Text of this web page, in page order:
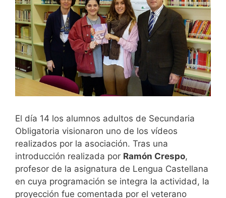
El día 14 los alumnos adultos de Secundaria
Obligatoria visionaron uno de los vídeos
realizados por la asociación. Tras una
introducción realizada por Ramón Crespo,
profesor de la asignatura de Lengua Castellana
en cuya programación se integra la actividad, la
proyección fue comentada por el veterano